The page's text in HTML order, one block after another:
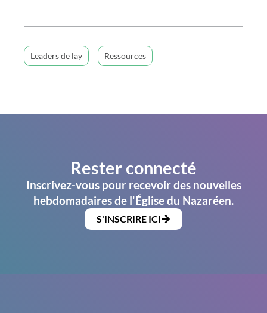
Leaders de lay Ressources
Rester connecté
Inscrivez-vous pour recevoir des nouvelles
hebdomadaires de l'Église du Nazaréen.
S'INSCRIRE ICI